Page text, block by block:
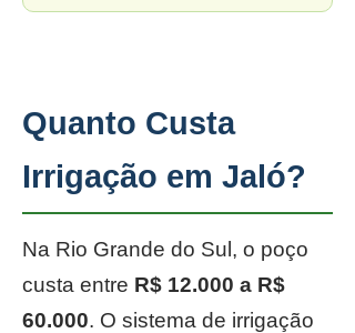
Quanto Custa
Irrigação em Jaló?
Na Rio Grande do Sul, o poço
custa entre R$ 12.000 a R$
60.000. O sistema de irrigação